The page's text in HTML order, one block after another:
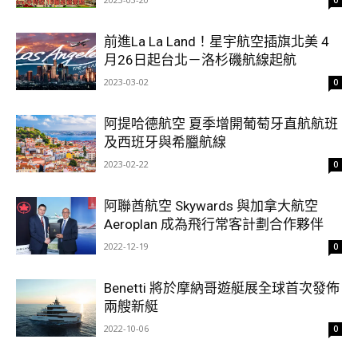
前進La La Land！星宇航空插旗北美 4
月26日起台北－洛杉磯航線起航
2023-03-02 0
阿提哈德航空 夏季增開葡萄牙直航航班
及西班牙與希臘航線
2023-02-22 0
阿聯酋航空 Skywards 與加拿大航空
Aeroplan 成為飛行常客計劃合作夥伴
2022-12-19 0
Benetti 將於摩納哥遊艇展全球首次發佈
兩艘新艇
2022-10-06 0